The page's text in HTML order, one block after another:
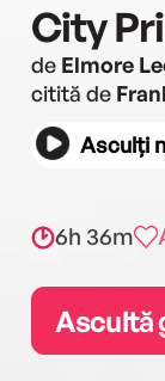
City
de Elmore
citită de
Asculți
6h 36m
Ascultă